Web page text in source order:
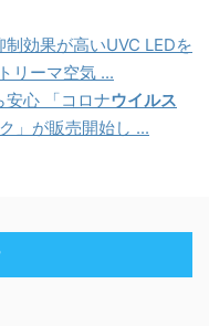
制効果が高いUVC LEDを
リーマ空気 ...
安心 「コロナウイルス
」が販売開始し ...